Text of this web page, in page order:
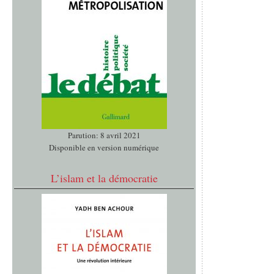
Parution: 8 avril 2021
Disponible en version numérique
L’islam et la démocratie